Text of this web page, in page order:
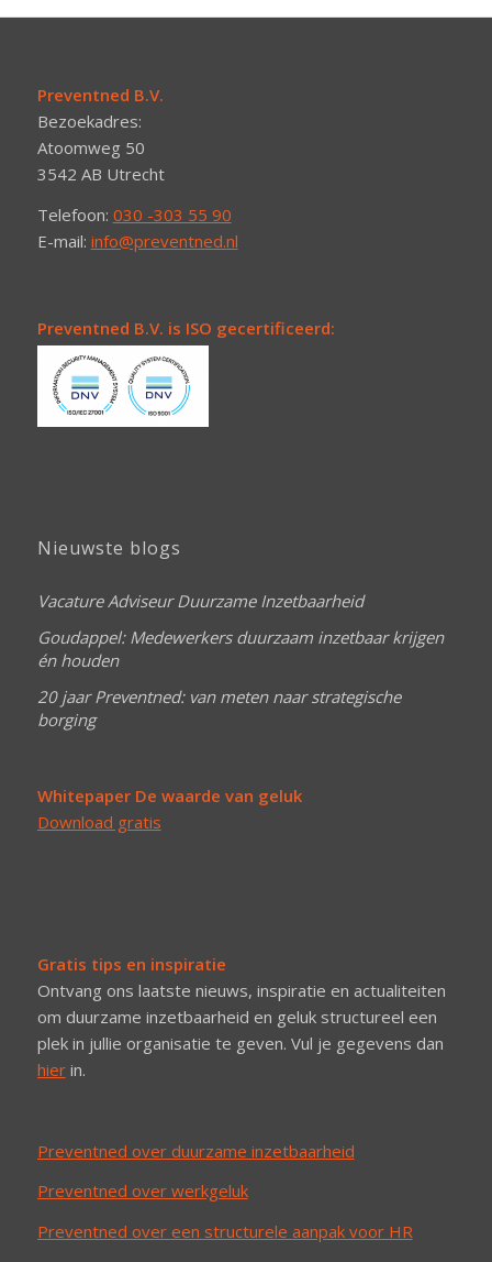
Preventned B.V.
Bezoekadres:
Atoomweg 50
3542 AB Utrecht
Telefoon: 030 -303 55 90
E-mail: info@preventned.nl
Preventned B.V. is ISO gecertificeerd:
Nieuwste blogs
Vacature Adviseur Duurzame Inzetbaarheid
Goudappel: Medewerkers duurzaam inzetbaar krijgen
én houden
20 jaar Preventned: van meten naar strategische
borging
Whitepaper De waarde van geluk
Download gratis
Gratis tips en inspiratie
Ontvang ons laatste nieuws, inspiratie en actualiteiten
om duurzame inzetbaarheid en geluk structureel een
plek in jullie organisatie te geven. Vul je gegevens dan
hierin.
Preventned over duurzame inzetbaarheid
Preventned over werkgeluk
Preventned over een structurele aanpak voor HR